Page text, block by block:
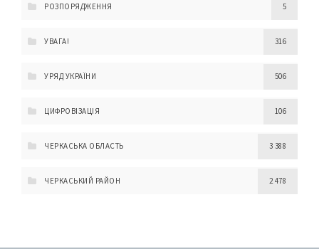
РОЗПОРЯДЖЕННЯ 5
УВАГА! 316
УРЯД УКРАЇНИ 506
ЦИФРОВІЗАЦІЯ 106
ЧЕРКАСЬКА ОБЛАСТЬ 3 388
ЧЕРКАСЬКИЙ РАЙОН 2 478